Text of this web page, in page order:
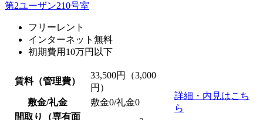
第2ユーザン210号室
フリーレント
インターネット無料
初期費用10万円以下
賃料（管理費）
33,500円（3,000
円）
詳細・内見はこち
ら
敷金/礼金 敷金0/礼金0
間取り（専有面